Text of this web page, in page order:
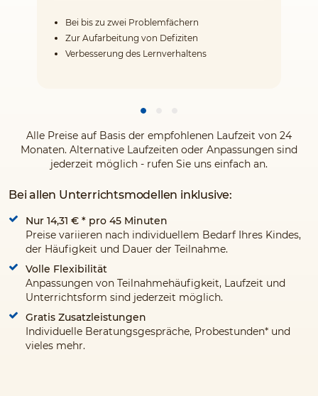
Bei bis zu zwei Problemfächern
Zur Aufarbeitung von Defiziten
Verbesserung des Lernverhaltens
Alle Preise auf Basis der empfohlenen Laufzeit von 24
Monaten. Alternative Laufzeiten oder Anpassungen sind
jederzeit möglich - rufen Sie uns einfach an.
Bei allen Unterrichtsmodellen inklusive:
Nur 14,31 € * pro 45 Minuten
Preise variieren nach individuellem Bedarf Ihres Kindes,
der Häufigkeit und Dauer der Teilnahme.
Volle Flexibilität
Anpassungen von Teilnahmehäufigkeit, Laufzeit und
Unterrichtsform sind jederzeit möglich.
Gratis Zusatzleistungen
Individuelle Beratungsgespräche, Probestunden* und
vieles mehr.